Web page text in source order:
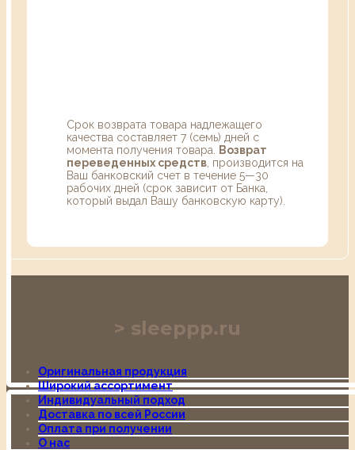
Срок возврата товара надлежащего
качества составляет 7 (семь) дней с
момента получения товара.
Возврат
переведенных средств , производится на
Ваш банковский счет в течение 5—30
рабочих дней (срок зависит от Банка,
который выдал Вашу банковскую карту).
sleeppp.ru
Оригинальная продукция
Широкий ассортимент
Индивидуальный подход
Доставка по всей России
Оплата при получении
О нас